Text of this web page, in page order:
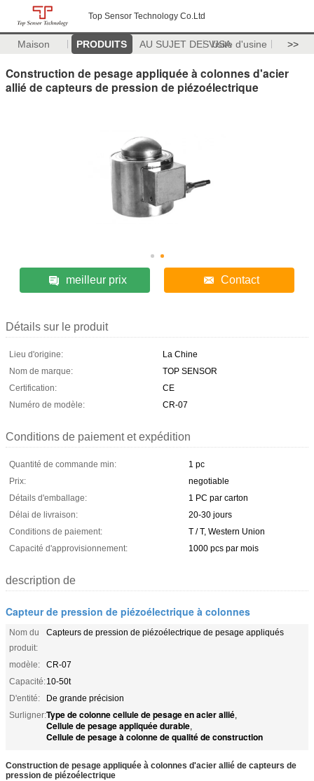
Top Sensor Technology Co.Ltd
Maison PRODUITS AU SUJET DES USAVisite d'usine >>
Construction de pesage appliquée à colonnes d'acier
allié de capteurs de pression de piézoélectrique
meilleur prix Contact
Détails sur le produit
Lieu d'origine:
La Chine
Nom de marque:
TOP SENSOR
Certification:
CE
Numéro de modèle:
CR-07
Conditions de paiement et expédition
Quantité de commande min:
1 pc
Prix:
negotiable
Détails d'emballage:
1 PC par carton
Délai de livraison:
20-30 jours
Conditions de paiement:
T / T, Western Union
Capacité d'approvisionnement:
1000 pcs par mois
description de
Capteur de pression de piézoélectrique à colonnes
Nom du
produit:
Capteurs de pression de piézoélectrique de pesage appliqués
modèle:
CR-07
Capacité:10-50t
D'entité:
De grande précision
Surligner:Type de colonne cellule de pesage en acier allié,
Cellule de pesage appliquée durable,
Cellule de pesage à colonne de qualité de construction
Construction de pesage appliquée à colonnes d'acier allié de capteurs de
pression de piézoélectrique